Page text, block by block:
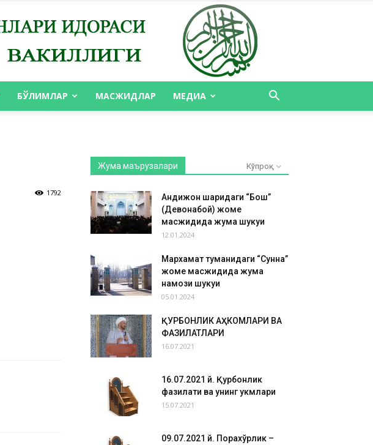
БЎЛИМЛАР МАСЖИДЛАР МЕДИА
1792
Жума маърузалари Кўпроқ
Андижон шаҳридаги “Бош”
(Девонабой) жоме
масжидида жума шукуҳи
12.01.2024
Мархамат туманидаги “Сунна”
жоме масжидида жума
намози шукуҳи
05.01.2024
ҚУРБОНЛИК АҲКОМЛАРИ ВА
ФАЗИЛАТЛАРИ
16.07.2021
16.07.2021 й. Қурбонлик
фазилати ва унинг ҳукмлари
15.07.2021
09.07.2021 й. Порахўрлик –